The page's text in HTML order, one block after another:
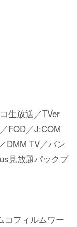
生放送／TVer
FOD／J:COM
DMM TV／バン
見放題パックプ
コフィルムワー